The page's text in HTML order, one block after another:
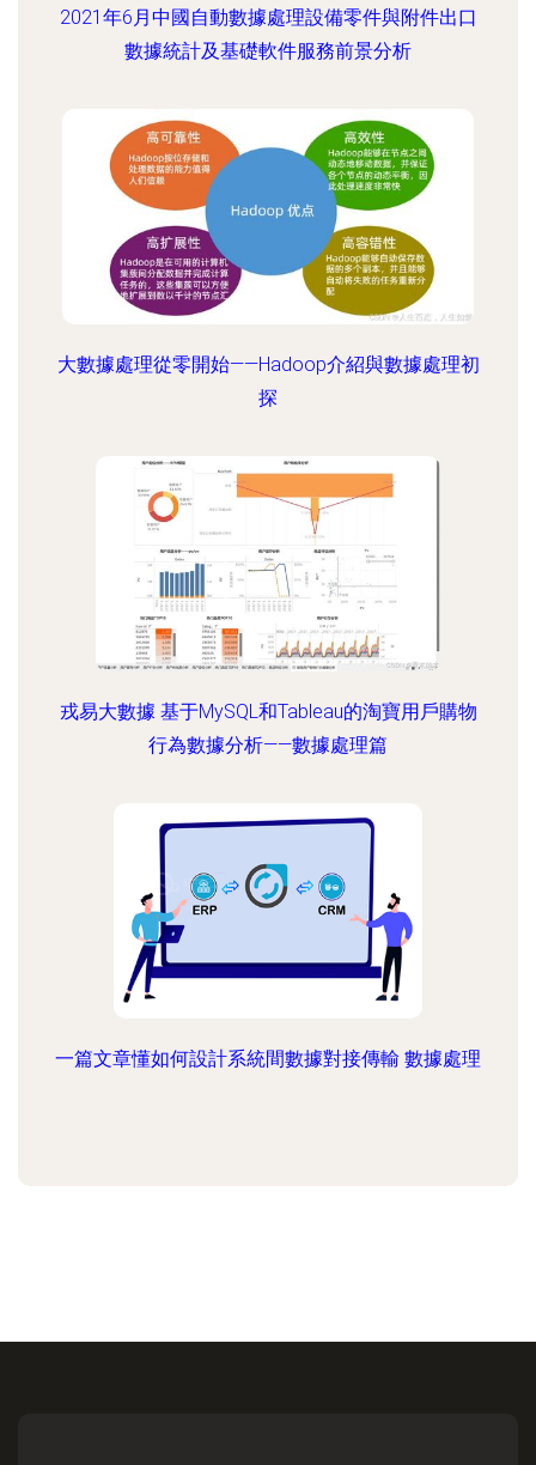
2021年6月中國自動數據處理設備零件與附件出口
數據統計及基礎軟件服務前景分析
大數據處理從零開始——Hadoop介紹與數據處理初
探
戎易大數據 基于MySQL和Tableau的淘寶用戶購物
行為數據分析——數據處理篇
一篇文章懂如何設計系統間數據對接傳輸 數據處理